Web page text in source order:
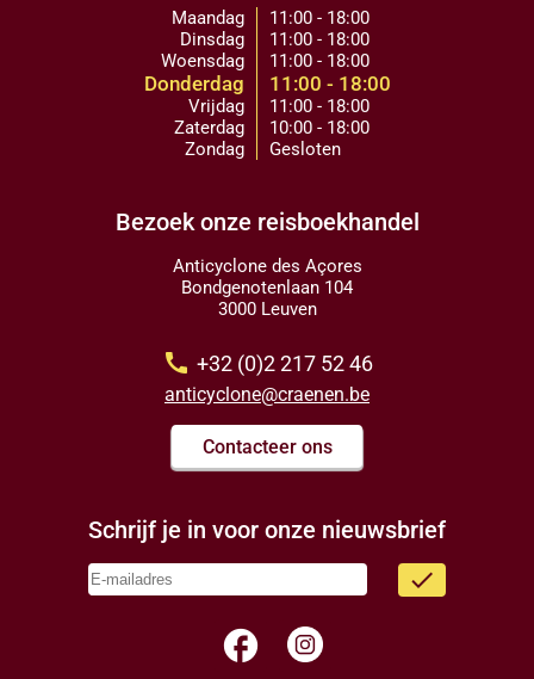
Maandag
Dinsdag
Woensdag
Donderdag
Vrijdag
Zaterdag
Zondag
11:00 - 18:00
11:00 - 18:00
11:00 - 18:00
11:00 - 18:00
11:00 - 18:00
10:00 - 18:00
Gesloten
Bezoek onze reisboekhandel
Anticyclone des Açores
Bondgenotenlaan 104
3000 Leuven
call +32 (0)2 217 52 46
anticyclone@craenen.be
Contacteer ons
Schrijf je in voor onze nieuwsbrief
done
facebook